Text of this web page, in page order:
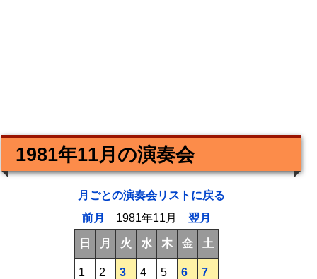
1981年11月の演奏会
月ごとの演奏会リストに戻る
前月
1981年11月 翌月
日 月 火 水 木 金 土
1 2 3 4 5 6 7